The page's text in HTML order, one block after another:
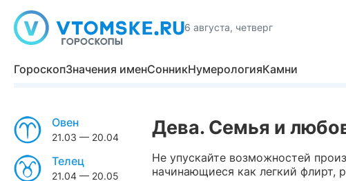
6 августа, четверг
ГороскопЗначения именСонникНумерологияКамни
Овен
21.03 — 20.04
Телец
21.04 — 20.05
Дева. Семья и
Не упускайте возможностей
начинающиеся как легкий флирт,